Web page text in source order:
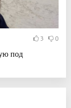
3 0
под